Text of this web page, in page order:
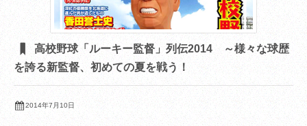
高校野球「ルーキー監督」列伝2014 ～様々な球歴
を誇る新監督、初めての夏を戦う！
2014年7月10日